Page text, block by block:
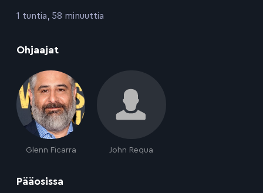
:1 tuntia, 58 minuuttia
Ohjaajat
Glenn Ficarra John Requa
Pääosissa